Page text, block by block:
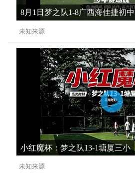
8月1日梦之队1-8广西海佳捷初中
未知来源
小红魔杯：梦之队13-1塘厦三小
未知来源